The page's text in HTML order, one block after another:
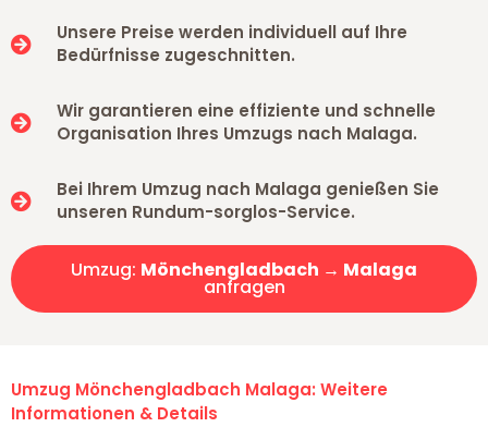
Unsere Preise werden individuell auf Ihre
Bedürfnisse zugeschnitten.
Wir garantieren eine effiziente und schnelle
Organisation Ihres Umzugs nach Malaga.
Bei Ihrem Umzug nach Malaga genießen Sie
unseren Rundum-sorglos-Service.
Umzug: Mönchengladbach → Malaga
anfragen
Umzug Mönchengladbach Malaga: Weitere
Informationen & Details